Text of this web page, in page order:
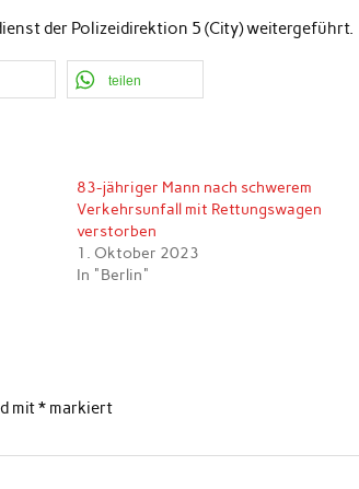
der Polizeidirektion 5 (City) weitergeführt.
teilen
83-jähriger Mann nach schwerem
Verkehrsunfall mit Rettungswagen
verstorben
1. Oktober 2023
In "Berlin"
mit* markiert